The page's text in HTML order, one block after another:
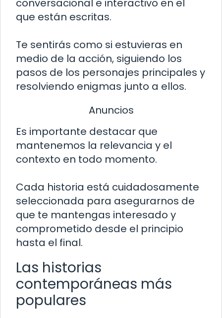
conversacional e interactivo en el
que están escritas.
Te sentirás como si estuvieras en
medio de la acción, siguiendo los
pasos de los personajes principales y
resolviendo enigmas junto a ellos.
Anuncios
Es importante destacar que
mantenemos la relevancia y el
contexto en todo momento.
Cada historia está cuidadosamente
seleccionada para asegurarnos de
que te mantengas interesado y
comprometido desde el principio
hasta el final.
Las historias
contemporáneas más
populares